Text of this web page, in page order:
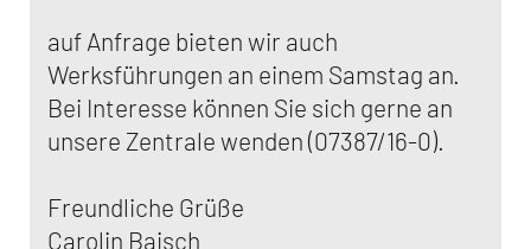
auf Anfrage bieten wir auch
Werksführungen an einem Samstag an.
Bei Interesse können Sie sich gerne an
unsere Zentrale wenden (07387/16-0).
Freundliche Grüße
Carolin Baisch